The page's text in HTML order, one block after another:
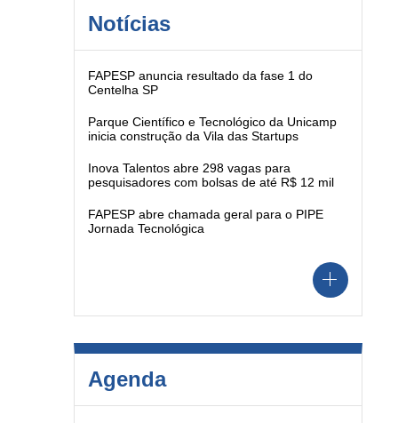
Notícias
FAPESP anuncia resultado da fase 1 do
Centelha SP
Parque Científico e Tecnológico da Unicamp
inicia construção da Vila das Startups
Inova Talentos abre 298 vagas para
pesquisadores com bolsas de até R$ 12 mil
FAPESP abre chamada geral para o PIPE
Jornada Tecnológica
Agenda